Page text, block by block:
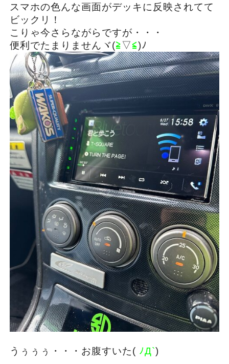
スマホの色んな画面がデッキに反映されてて
ビックリ！
こりゃ今さらながらですが・・・
便利でたまりませんヾ(≧▽≦)ﾉ
うぅぅぅ・・・お腹すいた( ﾉД`)